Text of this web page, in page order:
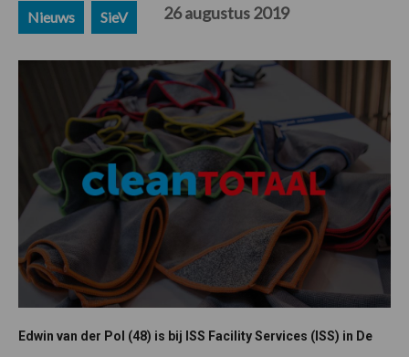
Nieuws SieV 26 augustus 2019
Edwin van der Pol (48) is bij ISS Facility Services (ISS) in De